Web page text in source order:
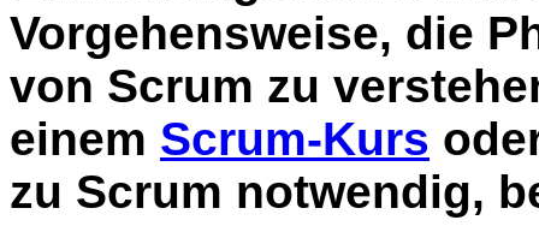
Vorgehensweise, die
von Scrum zu
einem Scrum-Kurs
zu Scrum notwendig,